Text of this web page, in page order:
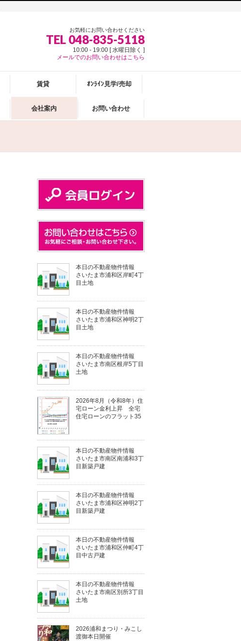
お気軽にお問い合わせください
TEL 048-835-5118
10:00 - 19:00 [ 水曜日除く ]
メールでのお問い合わせはこちら
賃貸 ｵﾝﾗｲﾝ見学/売却
会社案内 お問い合わせ
本日の不動産物件情報
さいたま市浦和区岸町4丁
目土地
本日の不動産物件情報
さいたま市浦和区神明2丁
目土地
本日の不動産物件情報
さいたま市南区根岸5丁目
土地
2026年8月（令和8年）住
宅ローン金利上昇 全宅
住宅ローンのフラット35
本日の不動産物件情報
さいたま市南区南浦和3丁
目新築戸建
本日の不動産物件情報
さいたま市浦和区神明2丁
目新築戸建
本日の不動産物件情報
さいたま市浦和区仲町4丁
目中古戸建
本日の不動産物件情報
さいたま市南区別所3丁目
土地
2026浦和まつり・みこし
渡御本日開催